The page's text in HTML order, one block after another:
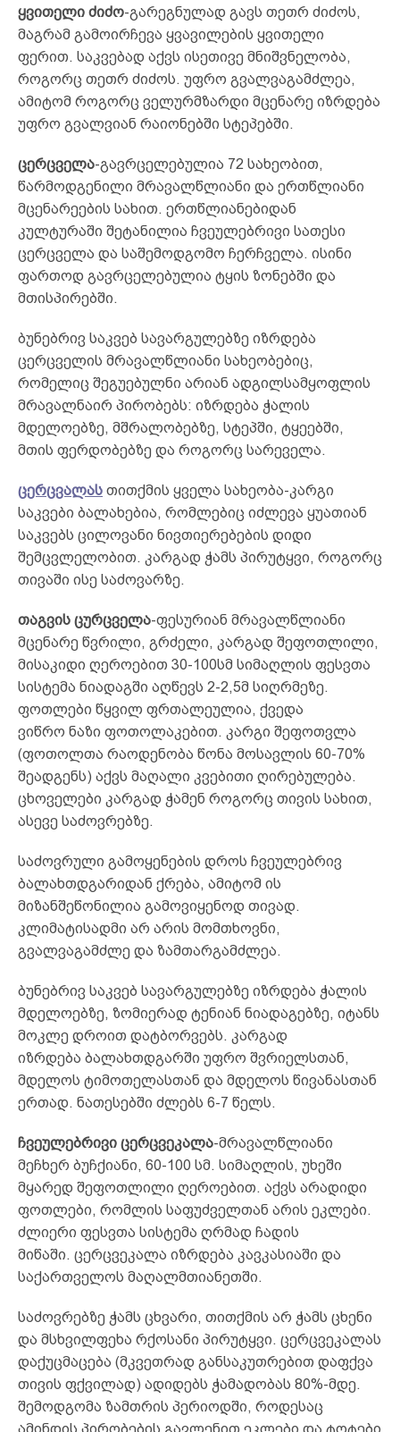
ყვითელი ძიძო-გარეგნულად გავს თეთრ ძიძოს,
მაგრამ გამოირჩევა ყვავილების ყვითელი
ფერით. საკვებად აქვს ისეთივე მნიშვნელობა,
როგორც თეთრ ძიძოს. უფრო გვალვაგამძლეა,
ამიტომ როგორც ველურმზარდი მცენარე იზრდება
უფრო გვალვიან რაიონებში სტეპებში.
ცერცველა-გავრცელებულია 72 სახეობით,
წარმოდგენილი მრავალწლიანი და ერთწლიანი
მცენარეების სახით. ერთწლიანებიდან
კულტურაში შეტანილია ჩვეულებრივი სათესი
ცერცველა და საშემოდგომო ჩერჩველა. ისინი
ფართოდ გავრცელებულია ტყის ზონებში და
მთისპირებში.
ბუნებრივ საკვებ სავარგულებზე იზრდება
ცერცველის მრავალწლიანი სახეობებიც,
რომელიც შეგუებულნი არიან ადგილსამყოფლის
მრავალნაირ პირობებს: იზრდება ჭალის
მდელოებზე, მშრალობებზე, სტეპში, ტყეებში,
მთის ფერდობებზე და როგორც სარეველა.
ცერცვალას თითქმის ყველა სახეობა-კარგი
საკვები ბალახებია, რომლებიც იძლევა ყუათიან
საკვებს ცილოვანი ნივთიერებების დიდი
შემცვლელობით. კარგად ჭამს პირუტყვი, როგორც
თივაში ისე საძოვარზე.
თაგვის ცურცველა-ფესურიან მრავალწლიანი
მცენარე წვრილი, გრძელი, კარგად შეფოთლილი,
მისაკიდი ღეროებით 30-100სმ სიმაღლის ფესვთა
სისტემა ნიადაგში აღწევს 2-2,5მ სიღრმეზე.
ფოთლები წყვილ ფრთალეულია, ქვედა
ვიწრო ნაზი ფოთოლაკებით. კარგი შეფოთვლა
(ფოთოლთა რაოდენობა წონა მოსავლის 60-70%
შეადგენს) აქვს მაღალი კვებითი ღირებულება.
ცხოველები კარგად ჭამენ როგორც თივის სახით,
ასევე საძოვრებზე.
საძოვრული გამოყენების დროს ჩვეულებრივ
ბალახთდგარიდან ქრება, ამიტომ ის
მიზანშეწონილია გამოვიყენოდ თივად.
კლიმატისადმი არ არის მომთხოვნი,
გვალვაგამძლე და ზამთარგამძლეა.
ბუნებრივ საკვებ სავარგულებზე იზრდება ჭალის
მდელოებზე, ზომიერად ტენიან ნიადაგებზე, იტანს
მოკლე დროით დატბორვებს. კარგად
იზრდება ბალახთდგარში უფრო შვრიელსთან,
მდელოს ტიმოთელასთან და მდელოს წივანასთან
ერთად. ნათესებში ძლებს 6-7 წელს.
ჩვეულებრივი ცერცვეკალა-მრავალწლიანი
მეჩხერ ბუჩქიანი, 60-100 სმ. სიმაღლის, უხეში
მყარედ შეფოთლილი ღეროებით. აქვს არადიდი
ფოთლები, რომლის საფუძველთან არის ეკლები.
ძლიერი ფესვთა სისტემა ღრმად ჩადის
მიწაში. ცერცვეკალა იზრდება კავკასიაში და
საქართველოს მაღალმთიანეთში.
საძოვრებზე ჭამს ცხვარი, თითქმის არ ჭამს ცხენი
და მსხვილფეხა რქოსანი პირუტყვი. ცერცვეკალას
დაქუცმაცება (მკვეთრად განსაკუთრებით დაფქვა
თივის ფქვილად) ადიდებს ჭამადობას 80%-მდე.
შემოდგომა ზამთრის პერიოდში, როდესაც
ამინდის პირობების გავლენით ეკლები და ტოტები